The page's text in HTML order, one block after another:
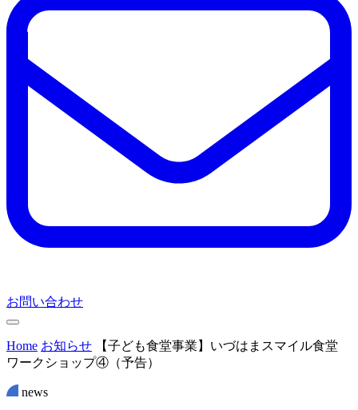
お問い合わせ
Home お知らせ
【子ども食堂事業】いづはまスマイル食堂
ワークショップ④（予告）
news